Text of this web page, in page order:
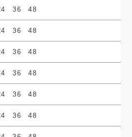
36 48
36 48
36 48
36 48
36 48
36 48